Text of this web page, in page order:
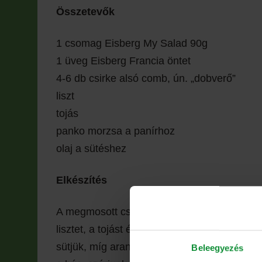
Beleegyezés
Összetevők
1 csomag Eisberg My Salad 90g
1 üveg Eisberg Francia öntet
4-6 db csirke alsó comb, ún. „dobverő”
liszt
tojás
panko morzsa a panírhoz
olaj a sütéshez
Elkészítés
A megmosott csirke alsó combokat
lisztet, a tojást és a panko morzsát. A
sütjük, míg aranylóan piros nem lesz a